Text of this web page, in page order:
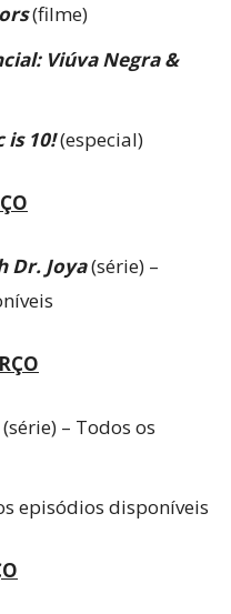
(filme)
Viúva Negra &
is 10!(especial)
Dr. Joya(série) –
(série) – Todos os
episódios disponíveis